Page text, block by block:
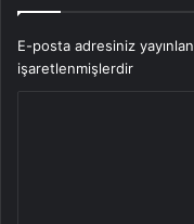
E-posta adresiniz
işaretlenmişlerdir